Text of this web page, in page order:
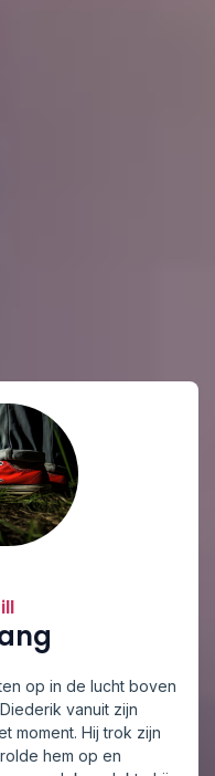
op in de lucht boven
vanuit zijn
moment. Hij trok zijn
hem op en